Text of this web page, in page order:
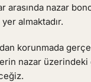
arasında nazar
almaktadır.
korunmada
nazar